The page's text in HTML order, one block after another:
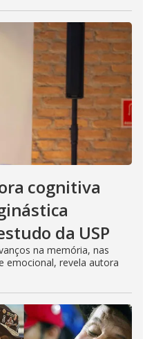
cognitiva
da USP
na memória, nas
emocional, revela autora